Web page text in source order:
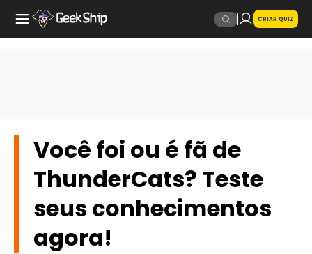
CRIAR QUIZ
Você foi ou é fã de
ThunderCats? Teste
seus conhecimentos
agora!